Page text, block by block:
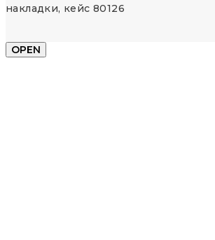
накладки, кейс 80126
OPEN